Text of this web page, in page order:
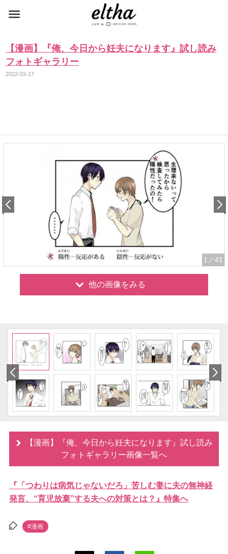
【漫画】『俺、今日から妊夫になります』試し読み
フォトギャラリー
2022-03-17
1 ／41
他の画像をみる
【漫画】『俺、今日から妊夫になります』試し読み
フォトギャラリー画像一覧へ
『「つわりは病気じゃないだろ」苦しむ妻に夫の無神経
発言、“育児放棄”する夫への対策とは？』特集へ
#漫画